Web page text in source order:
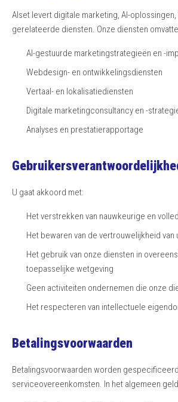
Alset levert digitale marketing, AI-
gerelateerde diensten. Onze diensten
AI-gestuurde marketingstrategieën en -
Webdesign- en ontwikkelingsdiensten
Vertaal- en lokalisatiediensten
Digitale marketingconsultancy en -
Analyses en prestatierapportage
U gaat akkoord met:
Het verstrekken van nauwkeurige en
Het bewaren van de vertrouwelijkheid
Het gebruik van onze diensten in
toepasselijke wetgeving
Geen activiteiten ondernemen die onze
Het respecteren van intellectuele
Betalingsvoorwaarden
Betalingsvoorwaarden worden
serviceovereenkomsten. In het algemeen